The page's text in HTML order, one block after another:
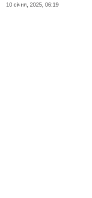
10 сiчня, 2025, 06:19